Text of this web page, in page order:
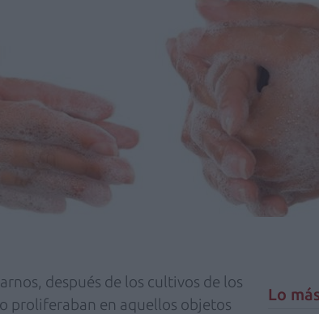
después de los cultivos de los
proliferaban en aquellos objetos
Lo